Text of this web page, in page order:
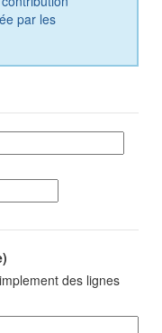
par les
des lignes